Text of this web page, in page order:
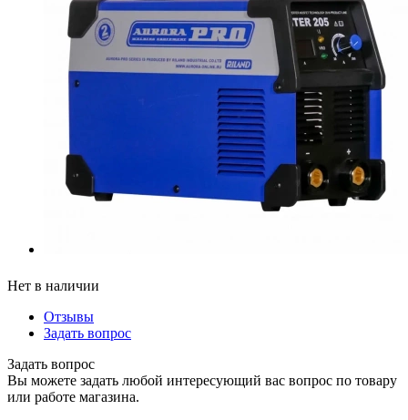
Нет в наличии
Отзывы
Задать вопрос
Задать вопрос
Вы можете задать любой интересующий вас вопрос по товару
или работе магазина.